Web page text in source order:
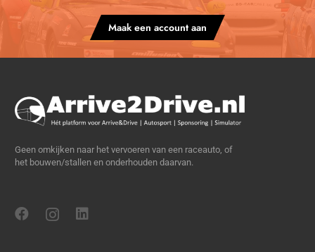
Maak een account aan
Geen omkijken naar het vervoeren van een raceauto, of
het bouwen/stallen en onderhouden daarvan.